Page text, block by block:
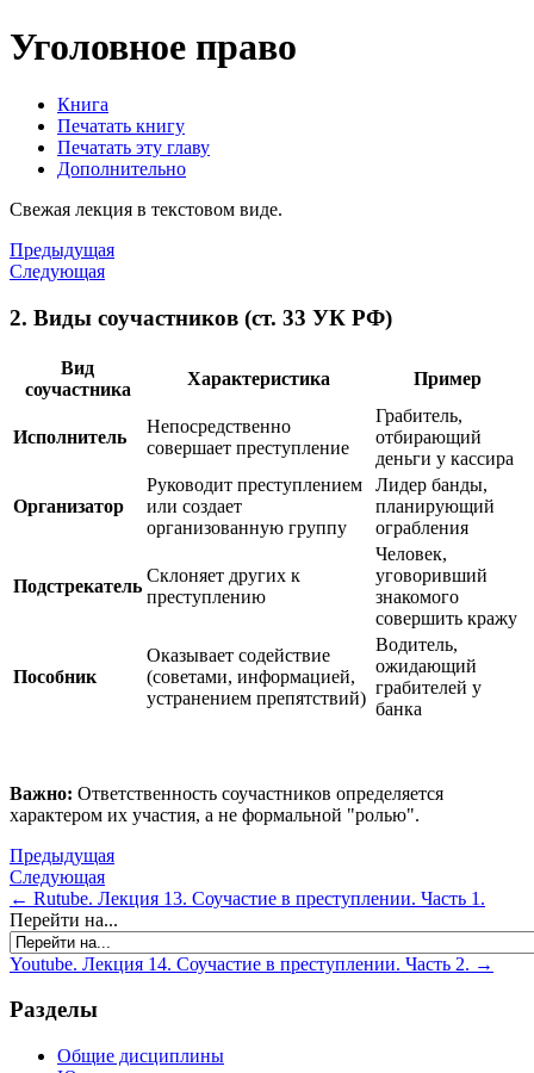
Уголовное право
Книга
Печатать книгу
Печатать эту главу
Дополнительно
Свежая лекция в текстовом виде.
Предыдущая
Следующая
2. Виды соучастников (ст. 33 УК РФ)
Вид
соучастника
Характеристика Пример
Исполнитель
Непосредственно
совершает преступление
Грабитель,
отбирающий
деньги у кассира
Организатор
Руководит преступлением
или создает
организованную группу
Лидер банды,
планирующий
ограбления
Подстрекатель
Склоняет других к
преступлению
Человек,
уговоривший
знакомого
совершить кражу
Пособник
Оказывает содействие
(советами, информацией,
устранением препятствий)
Водитель,
ожидающий
грабителей у
банка
Важно: Ответственность соучастников определяется
характером их участия, а не формальной "ролью".
Предыдущая
Следующая
← Rutube. Лекция 13. Соучастие в преступлении. Часть 1.
Перейти на...
Youtube. Лекция 14. Соучастие в преступлении. Часть 2. →
Разделы
Общие дисциплины